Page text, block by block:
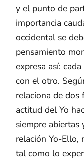
y el punto de
importancia
occidental se
pensamiento
expresa así:
con el otro.
relaciona de dos
actitud del Yo
siempre
relación Yo-Ello,
tal como lo